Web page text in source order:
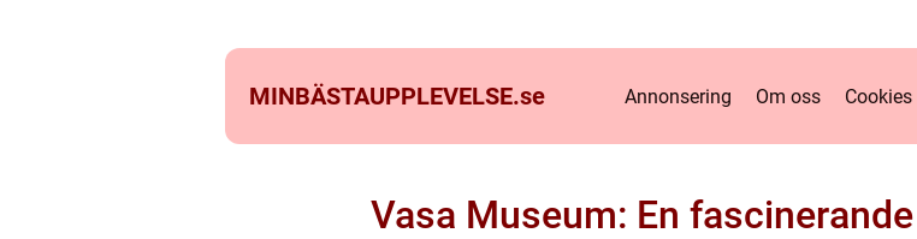
MINBÄSTAUPPLEVELSE.se Annonsering Om oss Cookies
Vasa Museum: En